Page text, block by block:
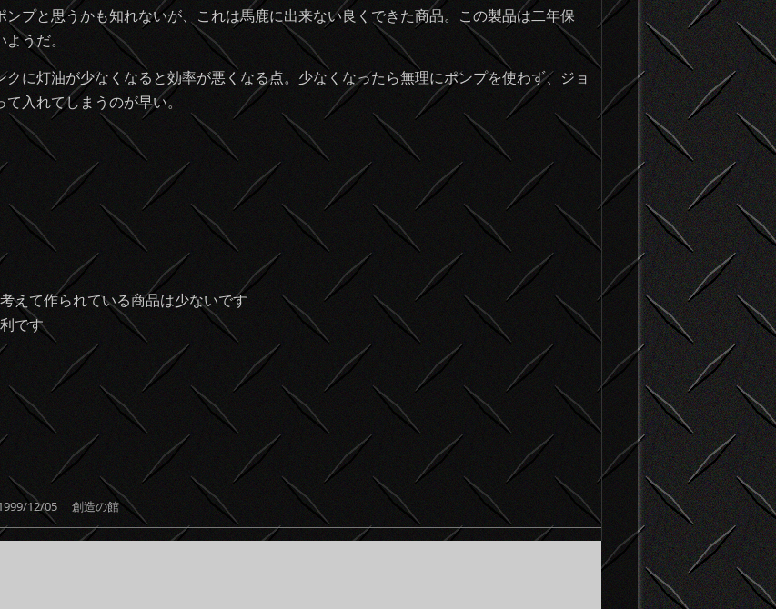
プと思うかも知れないが、これは馬鹿に出来ない良くできた商品。この製品は二年保
うだ。
に灯油が少なくなると効率が悪くなる点。少なくなったら無理にポンプを使わず、ジョ
入れてしまうのが早い。
えて作られている商品は少ないです
です
12/05 創造の館